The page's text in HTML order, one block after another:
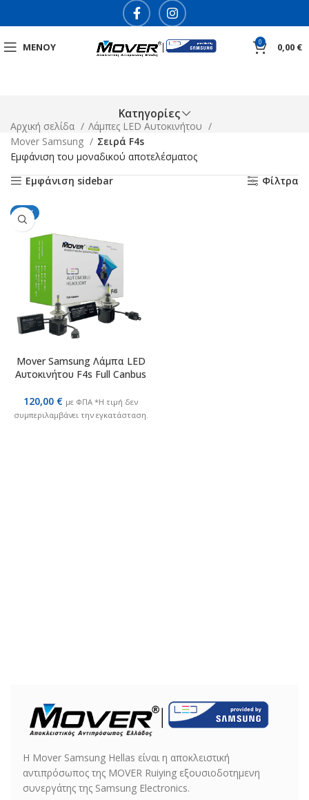
ΜΕΝΟΎ 0 0,00 €
Κατηγορίες
Αρχική σελίδα
Λάμπες LED Αυτοκινήτου
Mover Samsung
Σειρά F4s
Εμφάνιση του μοναδικού αποτελέσματος
Εμφάνιση sidebar
Φίλτρα
NEW
Mover Samsung Λάμπα LED
Αυτοκινήτου F4s Full Canbus
120,00 € με ΦΠΑ *Η τιμή δεν
συμπεριλαμβάνει την εγκατάσταση.
H Mover Samsung Hellas είναι η αποκλειστική
αντιπρόσωπος της MOVER Ruiying εξουσιοδοτημενη
συνεργάτης της Samsung Electronics.